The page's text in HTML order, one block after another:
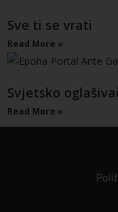
Sve ti se vrati
Read More »
Svjetsko
Read More »